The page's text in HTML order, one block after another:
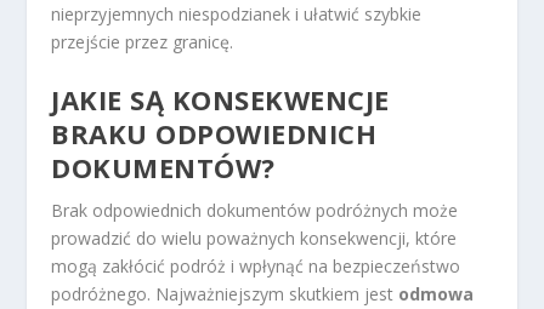
nieprzyjemnych niespodzianek i ułatwić szybkie
przejście przez granicę.
JAKIE SĄ KONSEKWENCJE
BRAKU ODPOWIEDNICH
DOKUMENTÓW?
Brak odpowiednich dokumentów podróżnych może
prowadzić do wielu poważnych konsekwencji, które
mogą zakłócić podróż i wpłynąć na bezpieczeństwo
podróżnego. Najważniejszym skutkiem jest odmowa